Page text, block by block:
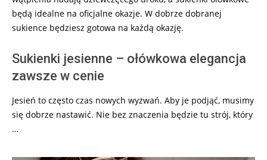
będą idealne na oficjalne okazje. W dobrze dobranej
sukience będziesz gotowa na każdą okazję.
Sukienki jesienne – ołówkowa elegancja
zawsze w cenie
Jesień to często czas nowych wyzwań. Aby je podjąć, musimy
się dobrze nastawić. Nie bez znaczenia będzie tu strój, który
…